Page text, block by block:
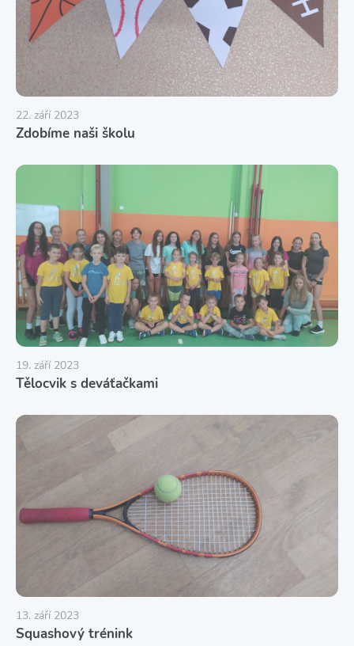
22. září 2023
Zdobíme naši školu
19. září 2023
Tělocvik s deváťačkami
13. září 2023
Squashový trénink